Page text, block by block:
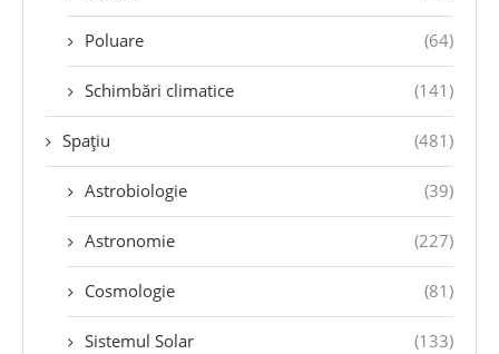
Poluare (64)
Schimbări climatice (141)
Spațiu (481)
Astrobiologie (39)
Astronomie (227)
Cosmologie (81)
Sistemul Solar (133)